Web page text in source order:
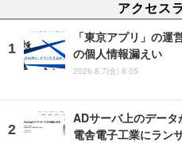
アクセス
「東京アプリ」の運
の個人情報漏えい
2026.8.7(金) 8:05
ADサーバ上のデー
電舎電子工業にラン